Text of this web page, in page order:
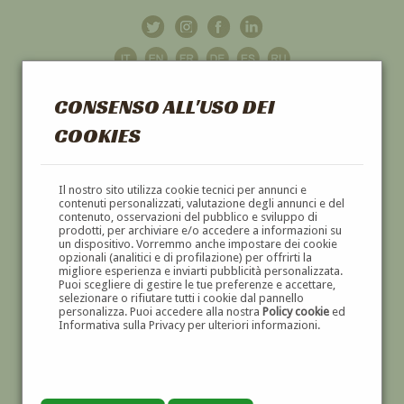
CONSENSO ALL'USO DEI
COOKIES
Il nostro sito utilizza cookie tecnici per annunci e
contenuti personalizzati, valutazione degli annunci e del
contenuto, osservazioni del pubblico e sviluppo di
prodotti, per archiviare e/o accedere a informazioni su
un dispositivo. Vorremmo anche impostare dei cookie
opzionali (analitici e di profilazione) per offrirti la
migliore esperienza e inviarti pubblicità personalizzata.
Puoi scegliere di gestire le tue preferenze e accettare,
selezionare o rifiutare tutti i cookie dal pannello
personalizza. Puoi accedere alla nostra Policy cookieed
Informativa sulla Privacy per ulteriori informazioni.
GALLERIAD'ARTE
DIPINTI E SCULTURE '800 E '900